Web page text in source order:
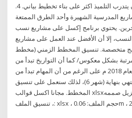
معطاة في الجدول. 3. ان يتدرب التلميذ اكثر على بناء تخطيط بياني. 4.
المدرسية الشهيرة وأحد الطرق الممتعة
يحتوي برنامج إكسل على مشاريع نسب
إلا أن الأفضل عند العمل على مشاريع
متخصصة. تنسيق المخطط الزمني (مخطط
بشكل معكوس/ كما أن التواريخ تبدأ من
(شهر 2) وتنتهي (شهر 7) لعام 2018 م على الرغم من أن المهام تبدأ من
4/1/2018 (شهر 4) وتنتهي بنهاية (شهر 6)، لذلك سنعمل على تنسيق
المخطط. مجانا اكسل قوالب xlsxنزيل صممه: 熊猫 ، الفئة: اكسل قوالب